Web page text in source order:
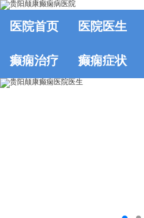
医院首页 医院医生
癫痫治疗 癫痫症状